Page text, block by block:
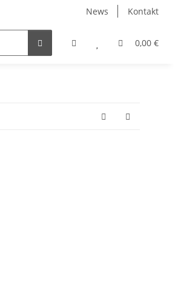
News Kontakt
0,00 €